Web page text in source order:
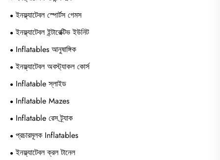
ইনফ্ল্যাটেবল স্পোর্টস গেমস
ইনফ্ল্যাটেবল ইন্টারেক্টিভ ইউনিট
Inflatables আনুষাঙ্গিক
ইনফ্ল্যাটেবল অবস্ট্যাকল কোর্স
Inflatable স্লাইড
Inflatable Mazes
Inflatable রেস ট্র্যাক
প্রচারমূলক Inflatables
ইনফ্ল্যাটেবল ক্রল টানেল